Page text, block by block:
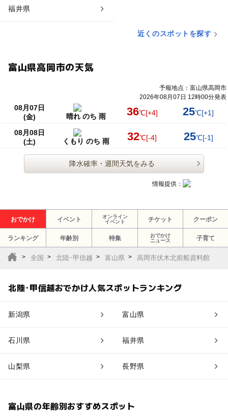
福井県
近くのスポットを探す
富山県高岡市の天気
予報地点：富山県高岡市
2026年08月07日 12時00分発表
08月07日
(金)
晴れ のち 雨 36℃[+4] 25℃[+1]
08月08日
(土)
くもり のち 雨 32℃[-4] 25℃[-1]
降水確率・週間天気をみる
情報提供：
おでかけ イベント
オンライン
イベント
チケット クーポン
ランキング 年齢別 特集
おでかけ
ニュース
子育て
全国 北陸･甲信越 富山県 高岡市伏木北前船資料館
北陸･甲信越おでかけ人気スポットランキング
新潟県 富山県
石川県 福井県
山梨県 長野県
富山県の年齢別おすすめスポット